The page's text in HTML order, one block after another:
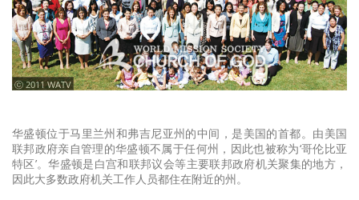
ⓒ 2011 WATV
华盛顿位于马里兰州和弗吉尼亚州的中间，是美国的首都。由美国
联邦政府亲自管理的华盛顿不属于任何州，因此也被称为‘哥伦比亚
特区’。华盛顿是白宫和联邦议会等主要联邦政府机关聚集的地方，
因此大多数政府机关工作人员都住在附近的州。